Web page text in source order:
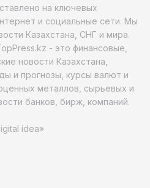
на ключевых
и социальные сети. Мы
Казахстана, СНГ и мира.
- это финансовые,
новости Казахстана,
и прогнозы, курсы валют и
металлов, сырьевых и
банков, бирж, компаний.
idea»